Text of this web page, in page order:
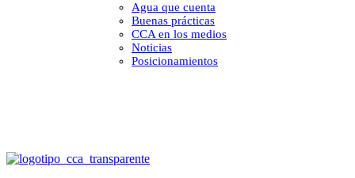
Agua que cuenta
Buenas prácticas
CCA en los medios
Noticias
Posicionamientos